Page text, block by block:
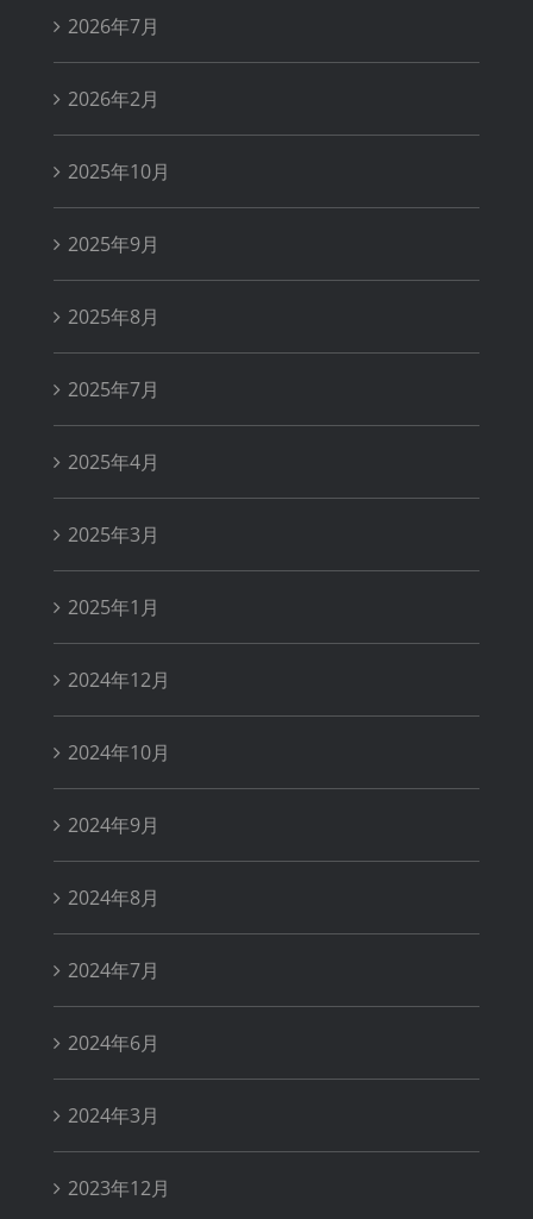
2026年7月
2026年2月
2025年10月
2025年9月
2025年8月
2025年7月
2025年4月
2025年3月
2025年1月
2024年12月
2024年10月
2024年9月
2024年8月
2024年7月
2024年6月
2024年3月
2023年12月